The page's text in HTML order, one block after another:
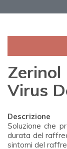
Zerinol
Virus
Descrizione
Soluzione che
durata del
sintomi del